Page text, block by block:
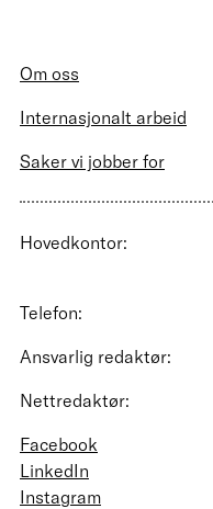
Om oss
Internasjonalt arbeid
Saker vi jobber for
Hovedkontor:
Telefon:
Ansvarlig redaktør:
Nettredaktør:
Facebook
LinkedIn
Instagram